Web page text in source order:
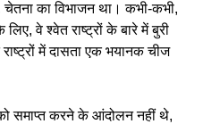
का विभाजन था। कभी-कभी,
वे श्वेत राष्ट्रों के बारे में बुरी
में दासता एक भयानक चीज
समाप्त करने के आंदोलन नहीं थे,